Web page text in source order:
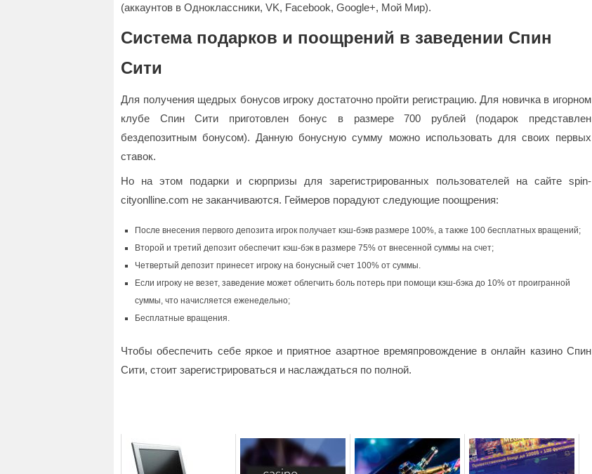
(аккаунтов в Одноклассники, VK, Facebook, Google+, Мой Мир).
Система подарков и поощрений в заведении Спин
Сити
Для получения щедрых бонусов игроку достаточно пройти регистрацию. Для новичка в игорном
клубе Спин Сити приготовлен бонус в размере 700 рублей (подарок представлен
бездепозитным бонусом). Данную бонусную сумму можно использовать для своих первых
ставок.
Но на этом подарки и сюрпризы для зарегистрированных пользователей на сайте spin-
cityonlline.com не заканчиваются. Геймеров порадуют следующие поощрения:
После внесения первого депозита игрок получает кэш-бэкв размере 100%, а также 100 бесплатных вращений;
Второй и третий депозит обеспечит кэш-бэк в размере 75% от внесенной суммы на счет;
Четвертый депозит принесет игроку на бонусный счет 100% от суммы.
Если игроку не везет, заведение может облегчить боль потерь при помощи кэш-бэка до 10% от проигранной
суммы, что начисляется еженедельно;
Бесплатные вращения.
Чтобы обеспечить себе яркое и приятное азартное времяпровождение в онлайн казино Спин
Сити, стоит зарегистрироваться и наслаждаться по полной.